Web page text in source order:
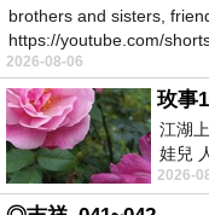
brothers and sisters,
https://youtube.com/
https
2026-08-06
玫事
江湖
娃兒
山佛
2026-